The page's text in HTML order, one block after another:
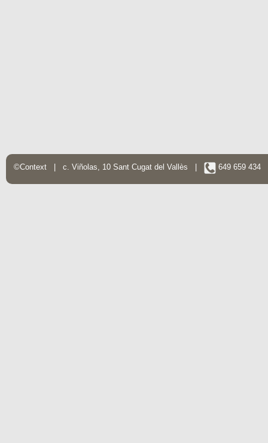
©Context | c. Viñolas, 10 Sant Cugat del Vallès | 649 659